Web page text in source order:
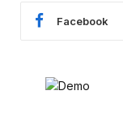
Facebook